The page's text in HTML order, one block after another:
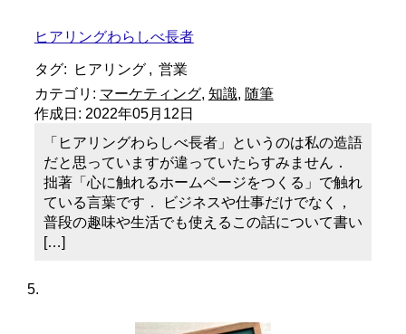
ヒアリングわらしべ長者
タグ: ヒアリング , 営業
カテゴリ: マーケティング, 知識, 随筆
作成日: 2022年05月12日
「ヒアリングわらしべ長者」というのは私の造語
だと思っていますが違っていたらすみません．
拙著「心に触れるホームページをつくる」で触れ
ている言葉です． ビジネスや仕事だけでなく，
普段の趣味や生活でも使えるこの話について書い
[…]